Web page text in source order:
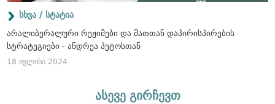
სხვა / სტატია
არალიბერალური რეჟიმები და მათთან დაპირისპირების
სტრატეგიები - ანდრეა პეტოსთან
18 ივლისი 2024
ასევე გირჩევთ